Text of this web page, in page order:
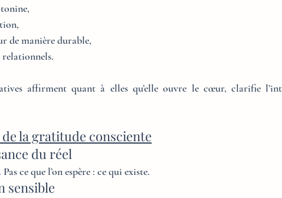
de manière durable,
relationnels.
affirment quant à elles qu’elle ouvre le cœur, clarifie
la gratitude consciente
du réel
ce que l’on espère : ce qui existe.
sensible